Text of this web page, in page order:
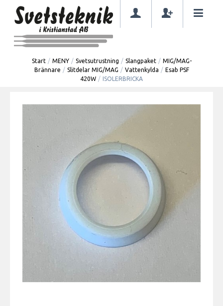
Start / MENY / Svetsutrustning / Slangpaket / MIG/MAG-
Brännare / Slitdelar MIG/MAG / Vattenkylda / Esab PSF
420W / ISOLERBRICKA